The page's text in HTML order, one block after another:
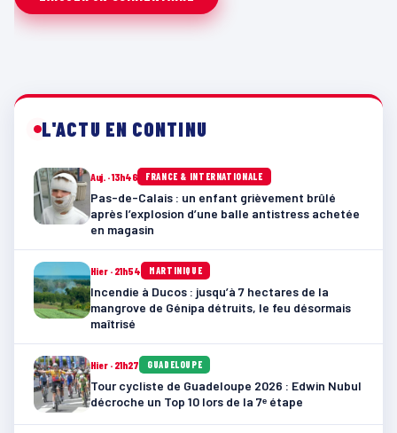
L'ACTU EN CONTINU
Auj. · 13h46 FRANCE & INTERNATIONALE
Pas-de-Calais : un enfant grièvement brûlé
après l’explosion d’une balle antistress achetée
en magasin
Hier · 21h54 MARTINIQUE
Incendie à Ducos : jusqu’à 7 hectares de la
mangrove de Génipa détruits, le feu désormais
maîtrisé
Hier · 21h27 GUADELOUPE
Tour cycliste de Guadeloupe 2026 : Edwin Nubul
décroche un Top 10 lors de la 7ᵉ étape